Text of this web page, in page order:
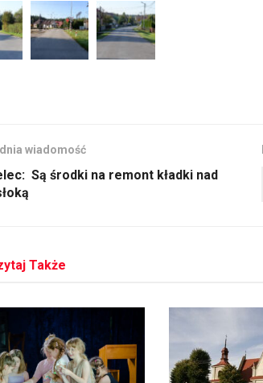
wiadomość
Są środki na remont kładki nad
Także